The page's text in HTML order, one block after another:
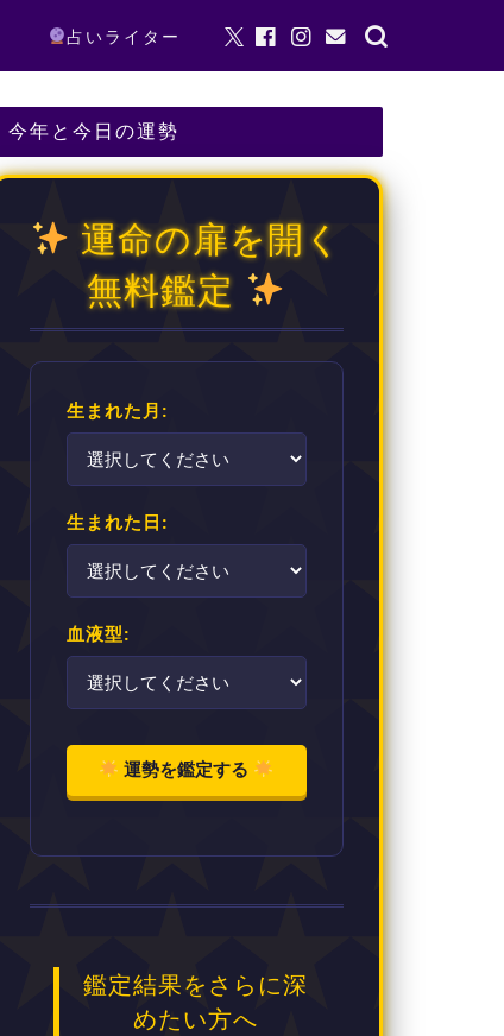
占いライター
今年と今日の運勢
運命の扉を開く
無料鑑定
生まれた月:
生まれた日:
血液型:
運勢を鑑定する
鑑定結果をさらに深
めたい方へ